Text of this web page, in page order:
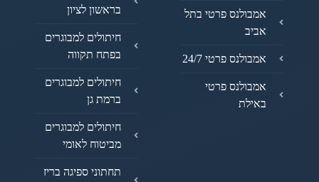
אמבולנס פרטי בתל
אביב
אמבולנס פרטי 24/7
אמבולנס פרטי
באילת
בראשון לציון
חיתולים למבוגרים
בפתח תקווה
חיתולים למבוגרים
ברמת גן
חיתולים למבוגרים
מביטוח לאומי
תחתוני ספיגה בריז